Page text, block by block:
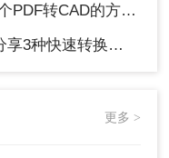
CAD的方法真管用！
快速转换方法！
更多 >